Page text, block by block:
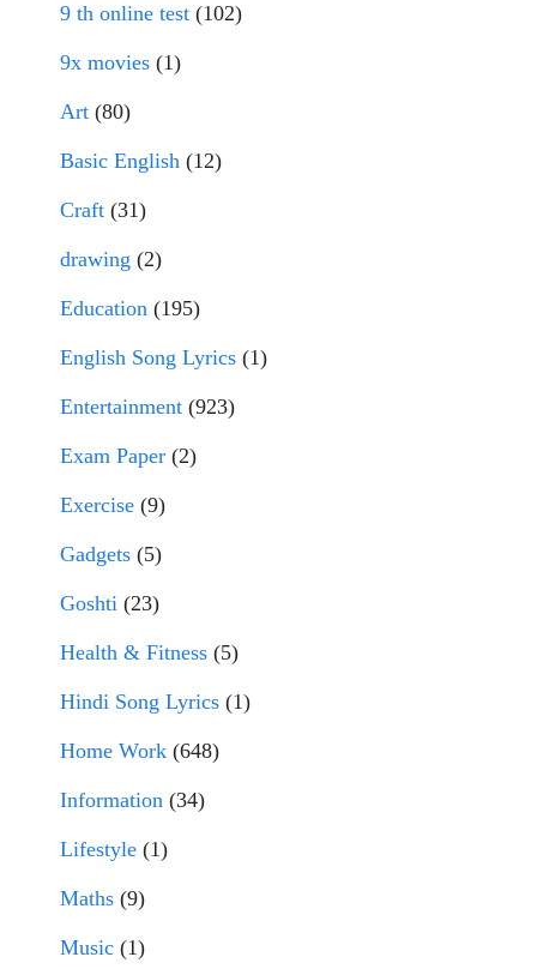
9 th online test (102)
9x movies (1)
Art (80)
Basic English (12)
Craft (31)
drawing (2)
Education (195)
English Song Lyrics (1)
Entertainment (923)
Exam Paper (2)
Exercise (9)
Gadgets (5)
Goshti (23)
Health & Fitness (5)
Hindi Song Lyrics (1)
Home Work (648)
Information (34)
Lifestyle (1)
Maths (9)
Music (1)